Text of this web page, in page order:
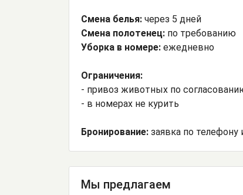
Смена белья: через 5 дней
Смена полотенец: по требованию
Уборка в номере: ежедневно
Ограничения:
- привоз животных по
- в номерах не курить
Бронирование: заявка по телефону
Мы предлагаем